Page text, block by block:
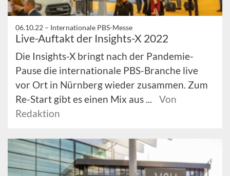
06.10.22 – Internationale PBS-Messe
Live-Auftakt der Insights-X 2022
Die Insights-X bringt nach der Pandemie-
Pause die internationale PBS-Branche live
vor Ort in Nürnberg wieder zusammen. Zum
Re-Start gibt es einen Mix aus ...
Von
Redaktion